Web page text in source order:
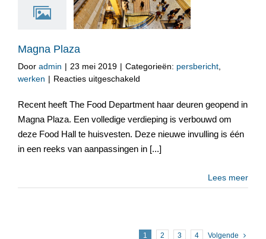
Magna Plaza
Door admin | 23 mei 2019 | Categorieën: persbericht
werken | Reacties uitgeschakeld
Plaza
Recent heeft The Food Department haar deuren geopend in
Magna Plaza. Een volledige verdieping is verbouwd om
deze Food Hall te huisvesten. Deze nieuwe invulling is één
in een reeks van aanpassingen in [...]
Lees meer
1 2 3 4 Volgende